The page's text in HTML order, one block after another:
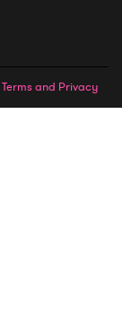
Terms and Privacy